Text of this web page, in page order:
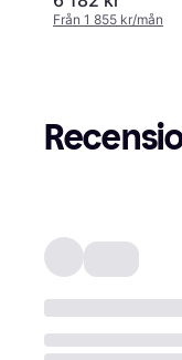
Från 1 855 kr/mån